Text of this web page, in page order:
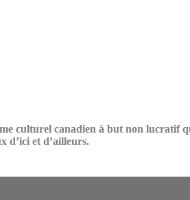
culturel canadien à but non lucratif
d’ici et d’ailleurs.